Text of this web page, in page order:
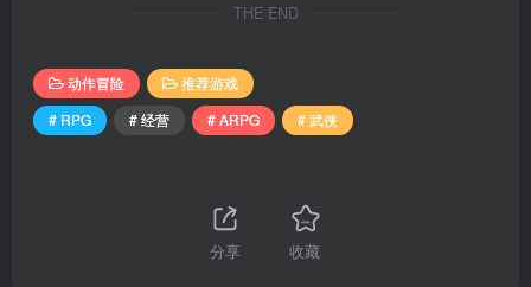
THE END
动作冒险
推荐游戏
# RPG
# 经营 # ARPG # 武侠
分享 收藏